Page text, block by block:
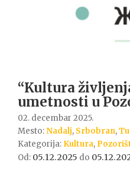
“Kultura
umetnosti u
02. decembar 2025.
Mesto:Nadalj, Srbobran,
Kategorija: Kultura,
Od: 05.12.2025 do